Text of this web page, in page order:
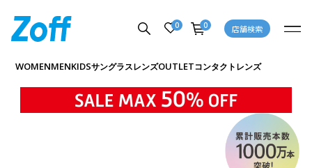
0 0 店舗検索
WOMENMENKIDSサングラスレンズOUTLETコンタクトレンズ
商品詳細ページへ